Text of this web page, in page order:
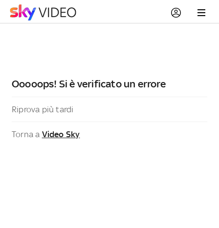
Ooooops! Si è verificato un errore
Riprova più tardi
Torna a Video Sky